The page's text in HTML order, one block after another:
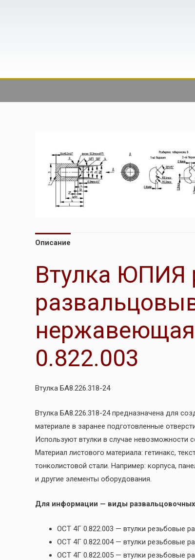
Описание
Втулка ЮПИЯ
нержавеющая
0.822.003
Втулка БА8.226.318-24
Втулка БА8.226.318-24 предназначена для
материале в заранее подготовленные
Используют втулки в случае невозможности
Материал листового материала: гетинакс,
тонколистовой стали. Например: корпуса,
и другие элементы оборудования.
Для информации — виды
ОСТ 4Г 0.822.003 — втулки резьбовые
ОСТ 4Г 0.822.004 — втулки резьбовые
ОСТ 4Г 0.822.005 — втулки резьбовые